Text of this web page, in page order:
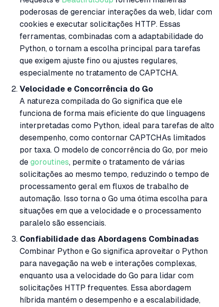
poderosas de gerenciar interações da web, lidar com
cookies e executar solicitações HTTP. Essas
ferramentas, combinadas com a adaptabilidade do
Python, o tornam a escolha principal para tarefas
que exigem ajuste fino ou ajustes regulares,
especialmente no tratamento de CAPTCHA.
Velocidade e Concorrência do Go
A natureza compilada do Go significa que ele
funciona de forma mais eficiente do que linguagens
interpretadas como Python, ideal para tarefas de alto
desempenho, como contornar CAPTCHAs limitados
por taxa. O modelo de concorrência do Go, por meio
de goroutines, permite o tratamento de várias
solicitações ao mesmo tempo, reduzindo o tempo de
processamento geral em fluxos de trabalho de
automação. Isso torna o Go uma ótima escolha para
situações em que a velocidade e o processamento
paralelo são essenciais.
Confiabilidade das Abordagens Combinadas
Combinar Python e Go significa aproveitar o Python
para navegação na web e interações complexas,
enquanto usa a velocidade do Go para lidar com
solicitações HTTP frequentes. Essa abordagem
híbrida mantém o desempenho e a escalabilidade,